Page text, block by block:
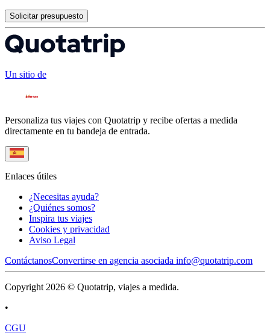
Solicitar presupuesto
Un sitio de
Personaliza tus viajes con Quotatrip y recibe ofertas a medida
directamente en tu bandeja de entrada.
Enlaces útiles
¿Necesitas ayuda?
¿Quiénes somos?
Inspira tus viajes
Cookies y privacidad
Aviso Legal
ContáctanosConvertirse en agencia asociada info@quotatrip.com
Copyright 2026 © Quotatrip, viajes a medida.
•
CGU